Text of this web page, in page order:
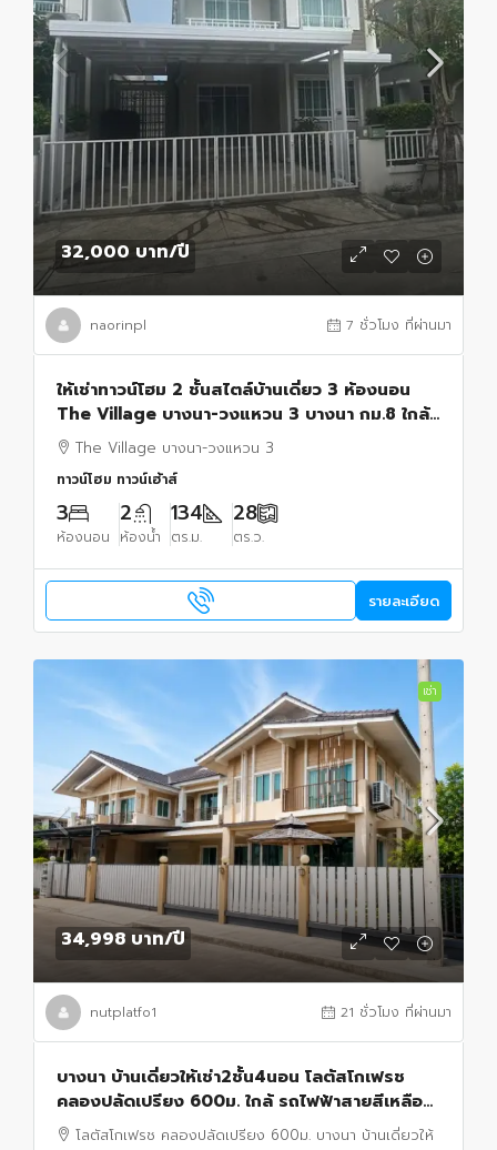
32,000 บาท/ปี
naorinpl 7 ชั่วโมง ที่ผ่านมา
ให้เช่าทาวน์โฮม 2 ชั้นสไตล์บ้านเดี่ยว 3 ห้องนอน
The Village บางนา-วงแหวน 3 บางนา กม.8 ใกล้
เมกะบางนา
The Village บางนา-วงแหวน 3
ทาวน์โฮม ทาวน์เฮ้าส์
3
ห้องนอน
2
ห้องน้ำ
134
ตร.ม.
28
ตร.ว.
รายละเอียด
เช่า
34,998 บาท/ปี
nutplatfo1 21 ชั่วโมง ที่ผ่านมา
บางนา บ้านเดี่ยวให้เช่า2ชั้น4นอน โลตัสโกเฟรช
คลองปลัดเปรียง 600ม. ใกล้ รถไฟฟ้าสายสีเหลือง
สถานีศรีด่าน650 ม.เมกา บางนา 1 กม.
โลตัสโกเฟรช คลองปลัดเปรียง 600ม. บางนา บ้านเดี่ยวให้